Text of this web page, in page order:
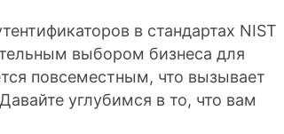
в стандартах NIST
выбором бизнеса для
повсеместным, что вызывает
углубимся в то, что вам